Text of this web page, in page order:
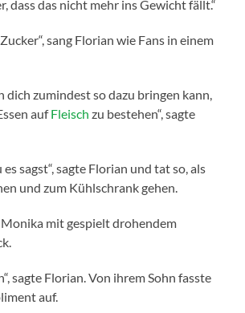
dass das nicht mehr ins Gewicht fällt.“
sang Florian wie Fans in einem
dich zumindest so dazu bringen kann,
aufFleisch zu bestehen“, sagte
sagst“, sagte Florian und tat so, als
und zum Kühlschrank gehen.
Monika mit gespielt drohendem
sagte Florian. Von ihrem Sohn fasste
auf.